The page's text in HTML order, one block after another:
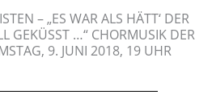
– „ES WAR ALS HÄTT‘ DER
GEKÜSST …“ CHORMUSIK DER
9. JUNI 2018, 19 UHR